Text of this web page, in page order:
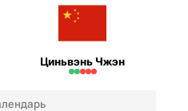
Циньвэнь Чжэн